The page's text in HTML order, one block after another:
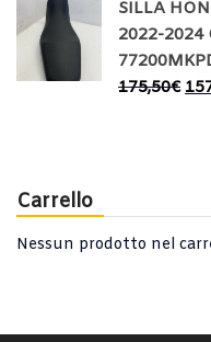
SILLA
2022-2024
175,50€
Carrello
Nessun prodotto nel